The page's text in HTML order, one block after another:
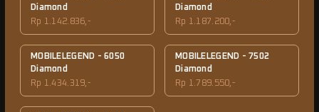
Diamond
Rp 1.142.836,-
Diamond
Rp 1.187.200,-
MOBILELEGEND - 6050
Diamond
Rp 1.434.319,-
MOBILELEGEND - 7502
Diamond
Rp 1.789.550,-